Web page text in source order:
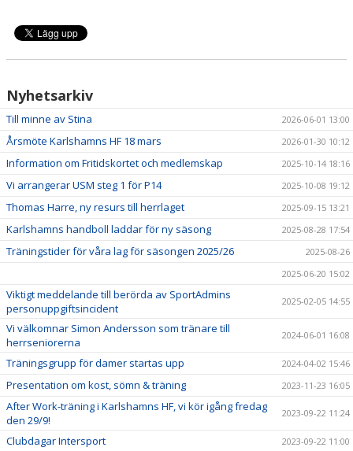
Nyhetsarkiv
Till minne av Stina 2026-06-01 13:00
Årsmöte Karlshamns HF 18 mars 2026-01-30 10:12
Information om Fritidskortet och medlemskap 2025-10-14 18:16
Vi arrangerar USM steg 1 för P14 2025-10-08 19:12
Thomas Harre, ny resurs till herrlaget 2025-09-15 13:21
Karlshamns handboll laddar för ny säsong 2025-08-28 17:54
Träningstider för våra lag för säsongen 2025/26
2025-08-26
2025-06-20 15:02
Viktigt meddelande till berörda av SportAdmins
personuppgiftsincident
2025-02-05 14:55
Vi välkomnar Simon Andersson som tränare till
herrseniorerna
2024-06-01 16:08
Träningsgrupp för damer startas upp 2024-04-02 15:46
Presentation om kost, sömn & träning 2023-11-23 16:05
After Work-träning i Karlshamns HF, vi kör igång fredag
den 29/9!
2023-09-22 11:24
Clubdagar Intersport 2023-09-22 11:00